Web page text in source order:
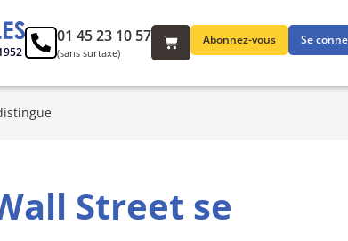
Abonnez-vous Se
01 45 23 10 57
(sans surtaxe)
Street se